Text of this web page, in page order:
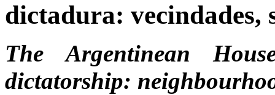
dictadura: vecindades,
The Argentinean
dictatorship: